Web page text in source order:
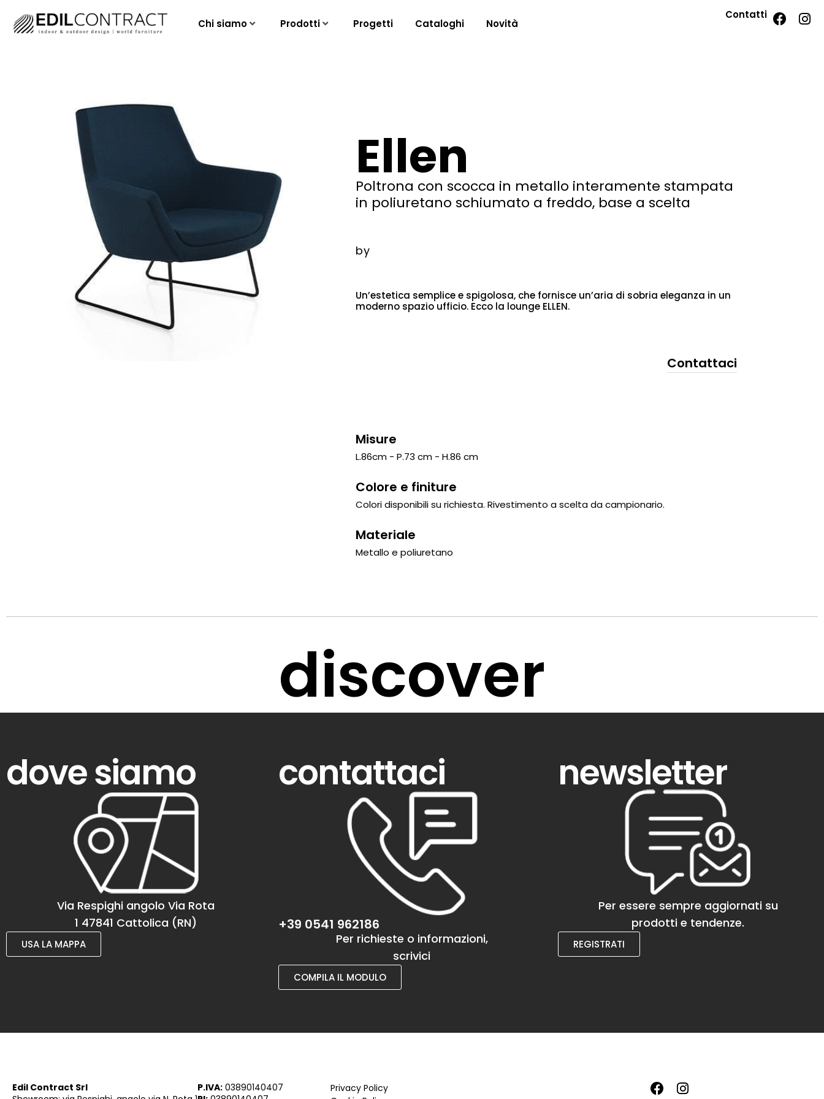
Chi siamo Prodotti Progetti Cataloghi Novità
Contatti
Ellen
Poltrona con scocca in metallo interamente stampata
in poliuretano schiumato a freddo, base a scelta
by
Un’estetica semplice e spigolosa, che fornisce un’aria di sobria eleganza in un
moderno spazio ufficio. Ecco la lounge ELLEN.
Contattaci
Misure
L.86cm - P.73 cm - H.86 cm
Colore e finiture
Colori disponibili su richiesta. Rivestimento a scelta da campionario.
Materiale
Metallo e poliuretano
discover
dove siamo
Via Respighi angolo Via Rota
1 47841 Cattolica (RN)
USA LA MAPPA
contattaci
+39 0541 962186
Per richieste o informazioni,
scrivici
COMPILA IL MODULO
newsletter
Per essere sempre aggiornati su
prodotti e tendenze.
REGISTRATI
Edil Contract Srl
P.IVA: 03890140407
Privacy Policy